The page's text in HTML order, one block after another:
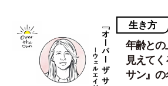
生き方
年齢との
見えて
サン』の